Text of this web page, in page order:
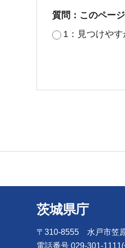
質問：このペー
1：見つけやす
茨城県庁
〒310-8555 水戸市笠
電話番号 029-301-